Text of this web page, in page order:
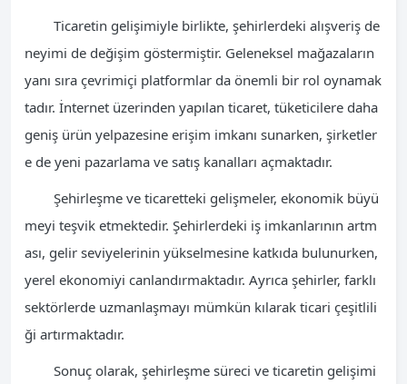
Ticaretin gelişimiyle birlikte, şehirlerdeki alışveriş de
neyimi de değişim göstermiştir. Geleneksel mağazaların
yanı sıra çevrimiçi platformlar da önemli bir rol oynamak
tadır. İnternet üzerinden yapılan ticaret, tüketicilere daha
geniş ürün yelpazesine erişim imkanı sunarken, şirketler
e de yeni pazarlama ve satış kanalları açmaktadır.
Şehirleşme ve ticaretteki gelişmeler, ekonomik büyü
meyi teşvik etmektedir. Şehirlerdeki iş imkanlarının artm
ası, gelir seviyelerinin yükselmesine katkıda bulunurken,
yerel ekonomiyi canlandırmaktadır. Ayrıca şehirler, farklı
sektörlerde uzmanlaşmayı mümkün kılarak ticari çeşitlili
ği artırmaktadır.
Sonuç olarak, şehirleşme süreci ve ticaretin gelişimi